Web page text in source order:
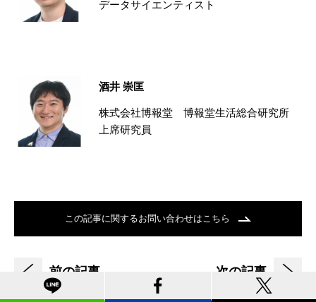
データサイエンティスト
酒井 崇匡
株式会社博報堂 博報堂生活総合研究所
上席研究員
この記事に関するお問い合わせはこちら
前の記事 次の記事